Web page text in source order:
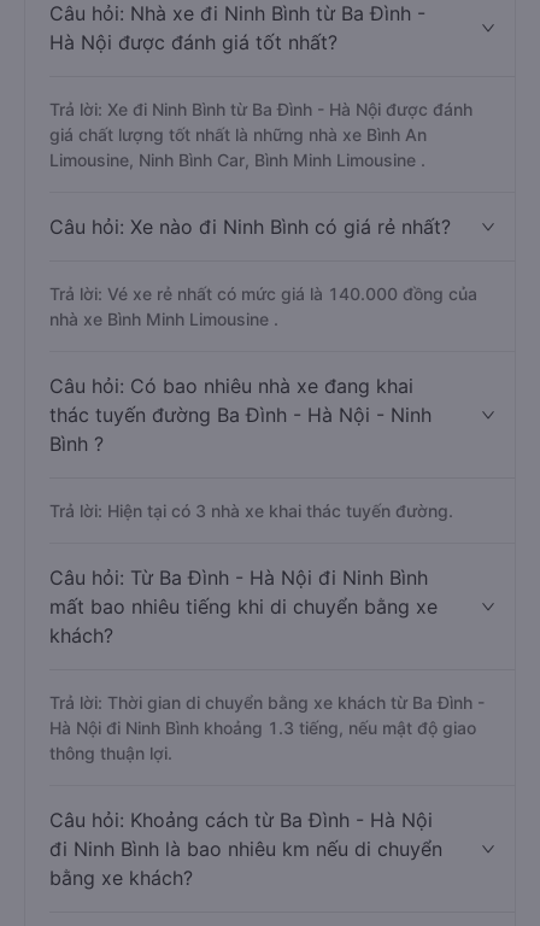
Câu hỏi: Nhà xe đi Ninh Bình từ Ba Đình -
Hà Nội được đánh giá tốt nhất?
Trả lời: Xe đi Ninh Bình từ Ba Đình - Hà Nội được đánh
giá chất lượng tốt nhất là những nhà xe Bình An
Limousine, Ninh Bình Car, Bình Minh Limousine .
Câu hỏi: Xe nào đi Ninh Bình có giá rẻ nhất?
Trả lời: Vé xe rẻ nhất có mức giá là 140.000 đồng của
nhà xe Bình Minh Limousine .
Câu hỏi: Có bao nhiêu nhà xe đang khai
thác tuyến đường Ba Đình - Hà Nội - Ninh
Bình ?
Trả lời: Hiện tại có 3 nhà xe khai thác tuyến đường.
Câu hỏi: Từ Ba Đình - Hà Nội đi Ninh Bình
mất bao nhiêu tiếng khi di chuyển bằng xe
khách?
Trả lời: Thời gian di chuyển bằng xe khách từ Ba Đình -
Hà Nội đi Ninh Bình khoảng 1.3 tiếng, nếu mật độ giao
thông thuận lợi.
Câu hỏi: Khoảng cách từ Ba Đình - Hà Nội
đi Ninh Bình là bao nhiêu km nếu di chuyển
bằng xe khách?